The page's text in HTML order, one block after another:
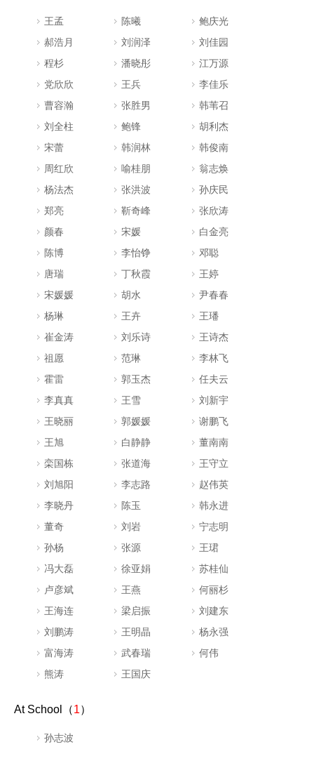
王孟 陈曦
鲍庆光
郝浩月
刘润泽
刘佳园
程杉
潘晓彤
江万源
党欣欣
王兵
李佳乐
曹容瀚
张胜男
韩苇召
刘全柱
鲍锋
胡利杰
宋蕾
韩润林
韩俊南
周红欣
喻桂朋
翁志焕
杨法杰
张洪波
孙庆民
郑亮
靳奇峰
张欣涛
颜春
宋媛
白金亮
陈博
李怡铮
邓聪
唐瑞
丁秋霞
王婷
宋媛媛
胡水
尹春春
杨琳
王卉
王璠
崔金涛
刘乐诗
王诗杰
祖愿
范琳
李林飞
霍雷
郭玉杰
任夫云
李真真
王雪
刘新宇
王晓丽
郭媛媛
谢鹏飞
王旭
白静静
董南南
栾国栋
张道海
王守立
刘旭阳
李志路
赵伟英
李晓丹
陈玉
韩永进
董奇
刘岩
宁志明
孙杨
张源
王珺
冯大磊
徐亚娟
苏桂仙
卢彦斌
王燕
何丽杉
王海连
梁启振
刘建东
刘鹏涛
王明晶
杨永强
富海涛
武春瑞
何伟
熊涛
王国庆
At School（1）
孙志波